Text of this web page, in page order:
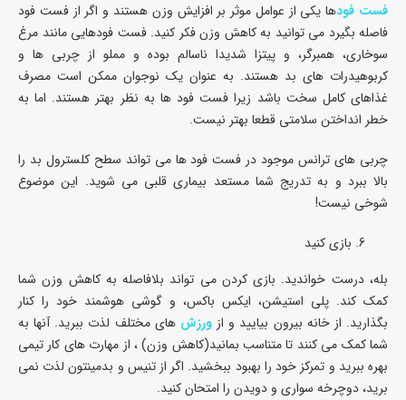
فست فودها یکی از عوامل موثر بر افزایش وزن هستند و اگر از فست فود
فاصله بگیرد می توانید به کاهش وزن فکر کنید. فست فودهایی مانند مرغ
سوخاری، همبرگر، و پیتزا شدیدا ناسالم بوده و مملو از چربی ها و
کربوهیدرات های بد هستند. به عنوان یک نوجوان ممکن است مصرف
غذاهای کامل سخت باشد زیرا فست فود ها به نظر بهتر هستند. اما به
خطر انداختن سلامتی قطعا بهتر نیست.
چربی های ترانس موجود در فست فود ها می تواند سطح کلسترول بد را
بالا ببرد و به تدریج شما مستعد بیماری قلبی می شوید. این موضوع
شوخی نیست!
بازی کنید
بله، درست خواندید. بازی کردن می تواند بلافاصله به کاهش وزن شما
کمک کند. پلی استیشن، ایکس باکس، و گوشی هوشمند خود را کنار
بگذارید. از خانه بیرون بیایید و ازورزش های مختلف لذت ببرید. آنها به
شما کمک می کنند تا متناسب بمانید(کاهش وزن) ، از مهارت های کار تیمی
بهره ببرید و تمرکز خود را بهبود ببخشید. اگر از تنیس و بدمینتون لذت نمی
برید، دوچرخه سواری و دویدن را امتحان کنید.